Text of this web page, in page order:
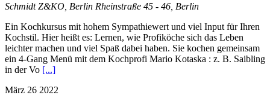
Schmidt Z&KO, Berlin Rheinstraße 45 - 46, Berlin
Ein Kochkursus mit hohem Sympathiewert und viel Input für Ihren
Kochstil. Hier heißt es: Lernen, wie Profiköche sich das Leben
leichter machen und viel Spaß dabei haben. Sie kochen gemeinsam
ein 4-Gang Menü mit dem Kochprofi Mario Kotaska : z. B. Saibling
in der Vo [...]
März 26 2022